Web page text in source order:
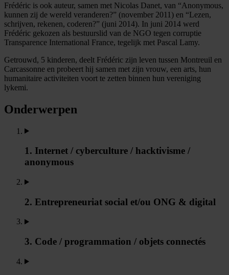
Frédéric is ook auteur, samen met Nicolas Danet, van “Anonymous,
kunnen zij de wereld veranderen?” (november 2011) en “Lezen,
schrijven, rekenen, coderen?” (juni 2014). In juni 2014 werd
Frédéric gekozen als bestuurslid van de NGO tegen corruptie
Transparence International France, tegelijk met Pascal Lamy.
Getrouwd, 5 kinderen, deelt Frédéric zijn leven tussen Montreuil en
Carcassonne en probeert hij samen met zijn vrouw, een arts, hun
humanitaire activiteiten voort te zetten binnen hun vereniging
lykemi.
Onderwerpen
1. Internet / cyberculture / hacktivisme /
anonymous
2. Entrepreneuriat social et/ou ONG & digital
3. Code / programmation / objets connectés